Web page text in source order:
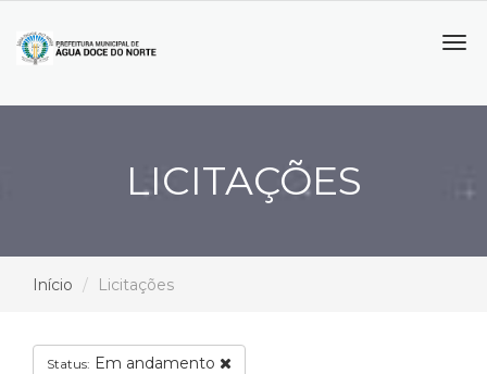
LICITAÇÕES
Início Licitações
Status: Em andamento